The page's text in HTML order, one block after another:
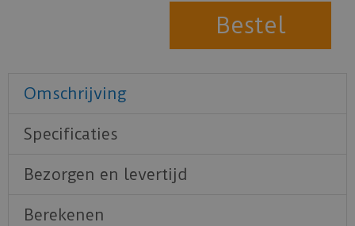
Omschrijving
Specificaties
Bezorgen en levertijd
Berekenen